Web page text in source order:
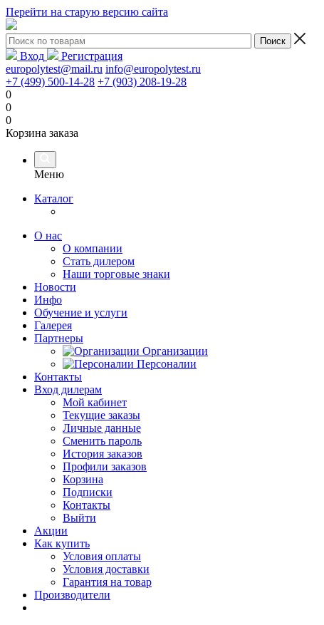
Перейти на старую версию сайта
Вход
Регистрация
europolytest@mail.ru info@europolytest.ru
+7 (499) 500-14-28 +7 (903) 208-19-28
0
0
0
Корзина заказа
Меню
Каталог
О нас
О компании
Стать дилером
Наши торговые знаки
Новости
Инфо
Обучение и услуги
Галерея
Партнеры
Организации
Персоналии
Контакты
Вход дилерам
Мой кабинет
Текущие заказы
Личные данные
Сменить пароль
История заказов
Профили заказов
Корзина
Подписки
Контакты
Выйти
Акции
Как купить
Условия оплаты
Условия доставки
Гарантия на товар
Производители